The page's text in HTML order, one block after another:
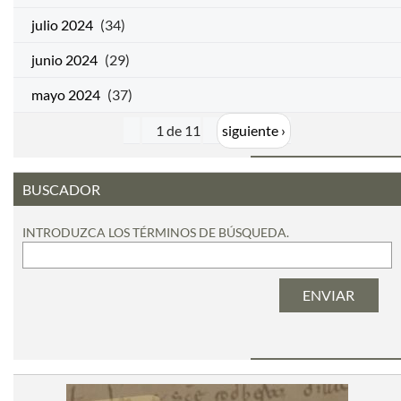
julio 2024 (34)
junio 2024 (29)
mayo 2024 (37)
1 de 11 siguiente ›
BUSCADOR
INTRODUZCA LOS TÉRMINOS DE BÚSQUEDA.